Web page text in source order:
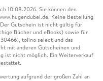
10.08.2026. Sie können den
Keine Bestellung
Gutschein ist nicht gültig für
Bücher und eBooks) sowie für
tolino select und das
mit anderen Gutscheinen und
ist nicht möglich. Ein Weiterverkauf
aufgrund der großen Zahl an